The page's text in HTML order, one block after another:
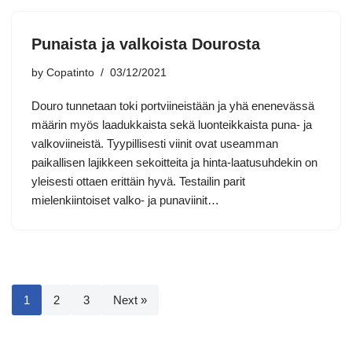
Punaista ja valkoista Dourosta
by Copatinto 03/12/2021
Douro tunnetaan toki portviineistään ja yhä enenevässä
määrin myös laadukkaista sekä luonteikkaista puna- ja
valkoviineistä. Tyypillisesti viinit ovat useamman
paikallisen lajikkeen sekoitteita ja hinta-laatusuhdekin on
yleisesti ottaen erittäin hyvä. Testailin parit
mielenkiintoiset valko- ja punaviinit…
1 2 3 Next »